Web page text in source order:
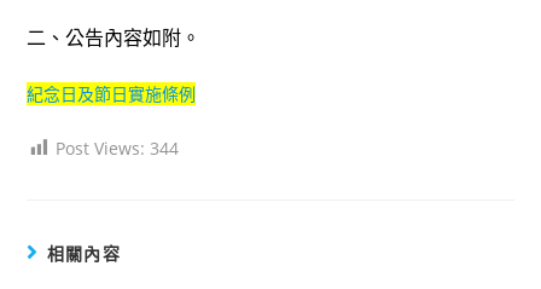
二、公告內容如附。
紀念日及節日實施條例
Post Views: 344
相關內容